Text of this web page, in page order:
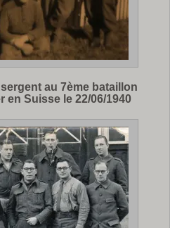
au 7ème bataillon
en Suisse le 22/06/1940